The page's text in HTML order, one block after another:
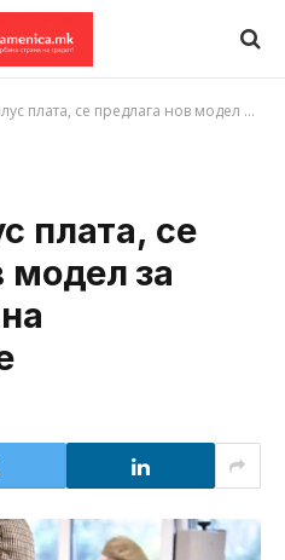
се предлага нов модел за ангажирање на пензионерите
плата, се
модел за